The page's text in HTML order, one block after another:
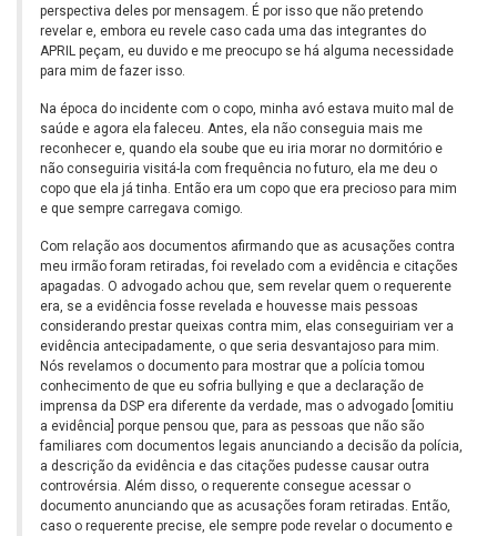
perspectiva deles por mensagem. É por isso que não pretendo
revelar e, embora eu revele caso cada uma das integrantes do
APRIL peçam, eu duvido e me preocupo se há alguma necessidade
para mim de fazer isso.
Na época do incidente com o copo, minha avó estava muito mal de
saúde e agora ela faleceu. Antes, ela não conseguia mais me
reconhecer e, quando ela soube que eu iria morar no dormitório e
não conseguiria visitá-la com frequência no futuro, ela me deu o
copo que ela já tinha. Então era um copo que era precioso para mim
e que sempre carregava comigo.
Com relação aos documentos afirmando que as acusações contra
meu irmão foram retiradas, foi revelado com a evidência e citações
apagadas. O advogado achou que, sem revelar quem o requerente
era, se a evidência fosse revelada e houvesse mais pessoas
considerando prestar queixas contra mim, elas conseguiriam ver a
evidência antecipadamente, o que seria desvantajoso para mim.
Nós revelamos o documento para mostrar que a polícia tomou
conhecimento de que eu sofria bullying e que a declaração de
imprensa da DSP era diferente da verdade, mas o advogado [omitiu
a evidência] porque pensou que, para as pessoas que não são
familiares com documentos legais anunciando a decisão da polícia,
a descrição da evidência e das citações pudesse causar outra
controvérsia. Além disso, o requerente consegue acessar o
documento anunciando que as acusações foram retiradas. Então,
caso o requerente precise, ele sempre pode revelar o documento e